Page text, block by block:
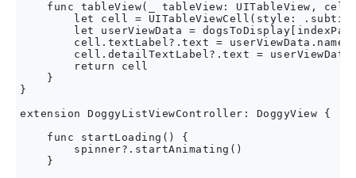
func tableView(_ tableView: UITableView,
let cell = UITableViewCell(style:
let userViewData =
        cell.textLabel?.text = userViewData.name
cell.detailTextLabel?.text =
        return cell
    }
}
extension DoggyListViewController: DoggyView {
    func startLoading() {
        spinner?.startAnimating()
    }